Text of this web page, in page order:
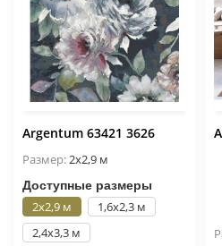
Argentum 63421 3626
Размер:2x2,9 м
Доступные размеры
2x2,9 м
1,6x2,3 м
2,4x3,3 м